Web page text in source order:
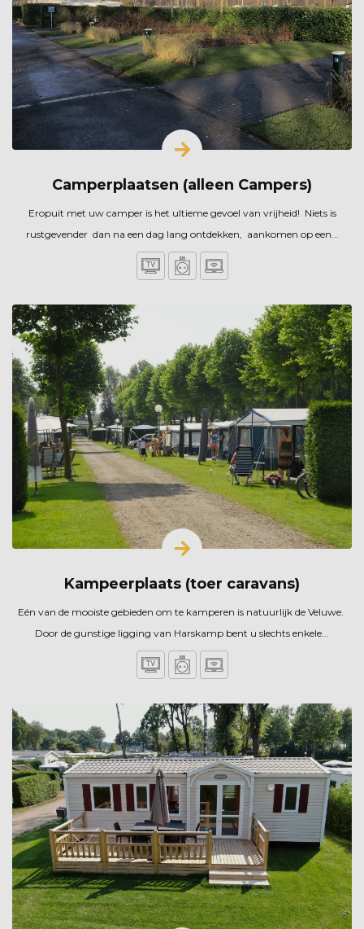
Camperplaatsen (alleen Campers)
Eropuit met uw camper is het ultieme gevoel van vrijheid! Niets is
rustgevender dan na een dag lang ontdekken, aankomen op een...
Kampeerplaats (toer caravans)
Eén van de mooiste gebieden om te kamperen is natuurlijk de Veluwe.
Door de gunstige ligging van Harskamp bent u slechts enkele...